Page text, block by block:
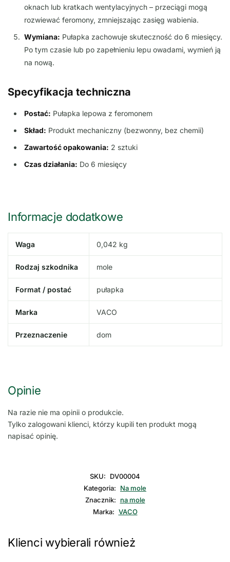
oknach lub kratkach wentylacyjnych – przeciągi mogą
rozwiewać feromony, zmniejszając zasięg wabienia.
Wymiana: Pułapka zachowuje skuteczność do 6 miesięcy.
Po tym czasie lub po zapełnieniu lepu owadami, wymień ją
na nową.
Specyfikacja techniczna
Postać: Pułapka lepowa z feromonem
Skład: Produkt mechaniczny (bezwonny, bez chemii)
Zawartość opakowania: 2 sztuki
Czas działania: Do 6 miesięcy
Informacje dodatkowe
Waga 0,042 kg
Rodzaj szkodnika mole
Format / postać pułapka
Marka VACO
Przeznaczenie dom
Opinie
Na razie nie ma opinii o produkcie.
Tylko zalogowani klienci, którzy kupili ten produkt mogą
napisać opinię.
SKU:
DV00004
Kategoria:
Na mole
Znacznik:
na mole
Marka: VACO
Klienci wybierali również